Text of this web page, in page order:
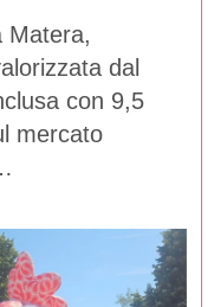
Matera,
dal
con 9,5
mercato